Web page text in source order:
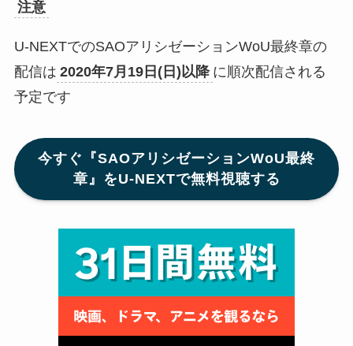
注意
U-NEXTでのSAOアリシゼーションWoU最終章の
配信は 2020年7月19日(日)以降 に順次配信される
予定です
今すぐ『SAOアリシゼーションWoU最終
章』をU-NEXTで無料視聴する